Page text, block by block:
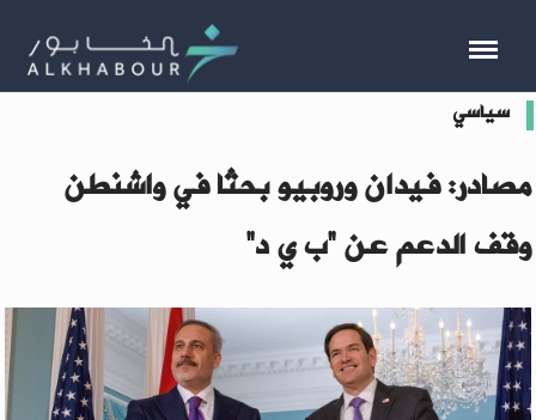
سياسي
مصادر: فيدان وروبيو بحثا في واشنطن
وقف الدعم عن “ب ي د”